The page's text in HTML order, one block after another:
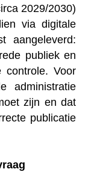
2029/2030)
via digitale
aangeleverd:
publiek en
controle. Voor
administratie
zijn en dat
publicatie